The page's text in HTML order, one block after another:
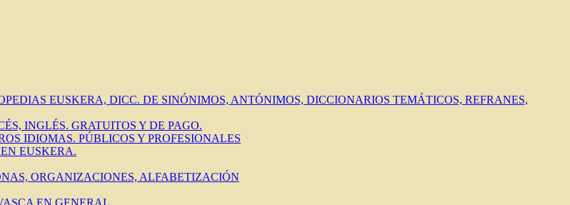
EUSKERA, DICC. DE SINÓNIMOS, ANTÓNIMOS, DICCIONARIOS TEMÁTICOS, REFRANES,
INGLÉS. GRATUITOS Y DE PAGO.
IDIOMAS. PÚBLICOS Y PROFESIONALES
EUSKERA.
ORGANIZACIONES, ALFABETIZACIÓN